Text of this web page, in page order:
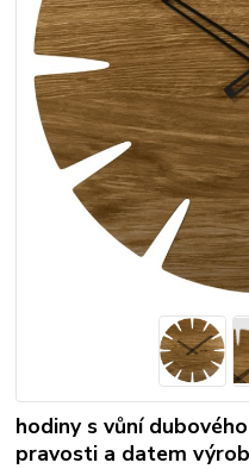
hodiny s vůní
pravosti a datem